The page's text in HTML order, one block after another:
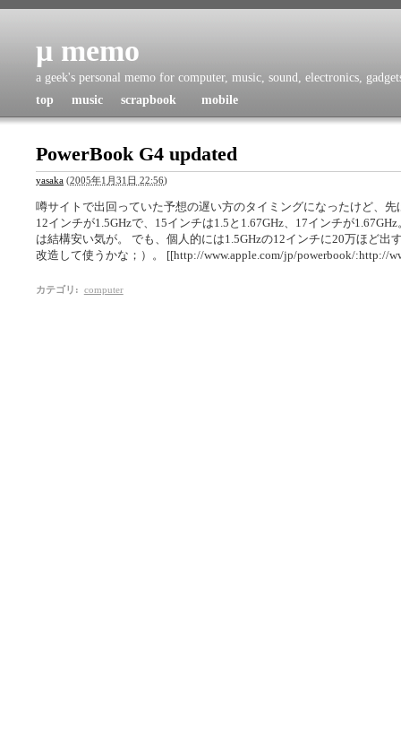
μ memo
a geek's personal memo for computer, music, sound, electronics,
top
music scrapbook mobile
PowerBook G4 updated
yasaka (2005年1月31日 22:56)
噂サイトで出回っていた予想の遅い方のタイミングになったけど、
12インチが1.5GHzで、15インチは1.5と1.67GHz、17インチが
は結構安い気が。 でも、個人的には1.5GHzの12インチに20万ほど
改造して使うかな；）。 [[http://www.apple.com/jp/powerbook/:http://
カテゴリ : computer